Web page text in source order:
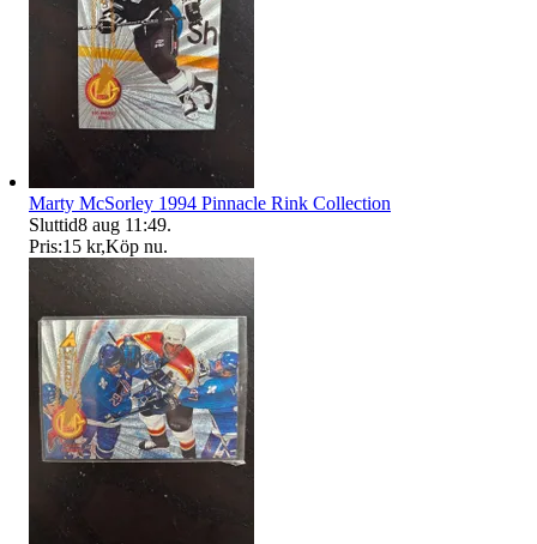
Marty McSorley 1994 Pinnacle Rink Collection
Sluttid8 aug 11:49.
Pris:15 kr,Köp nu.